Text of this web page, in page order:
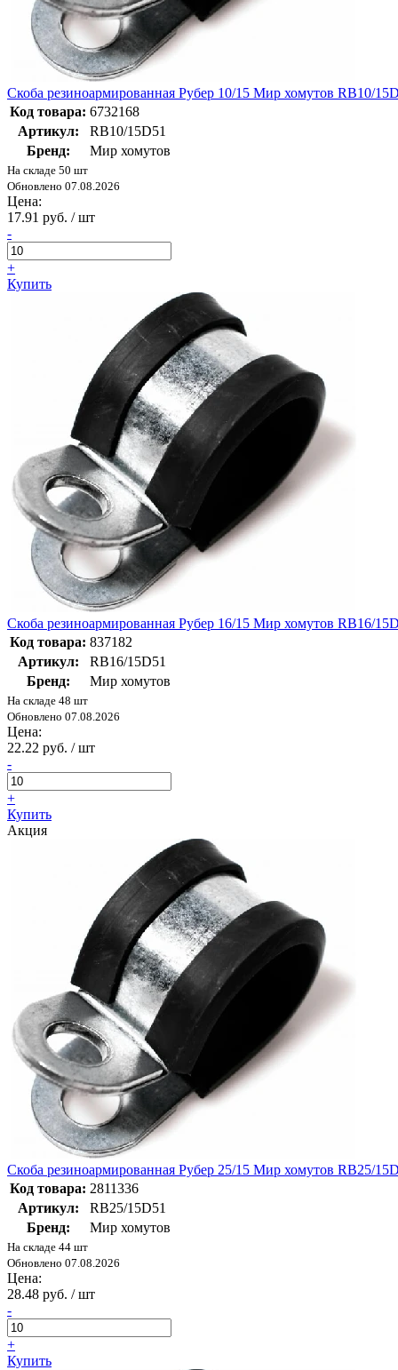
Скоба резиноармированная Рубер 10/15 Мир хомутов RB10/
Код товара: 6732168
Артикул:
RB10/15D51
Бренд:
Мир хомутов
На складе 50 шт
Обновлено 07.08.2026
Цена:
17.91 руб. / шт
-
+
Купить
Скоба резиноармированная Рубер 16/15 Мир хомутов RB16/
Код товара: 837182
Артикул:
RB16/15D51
Бренд:
Мир хомутов
На складе 48 шт
Обновлено 07.08.2026
Цена:
22.22 руб. / шт
-
+
Купить
Акция
Скоба резиноармированная Рубер 25/15 Мир хомутов RB25/
Код товара: 2811336
Артикул:
RB25/15D51
Бренд:
Мир хомутов
На складе 44 шт
Обновлено 07.08.2026
Цена:
28.48 руб. / шт
-
+
Купить